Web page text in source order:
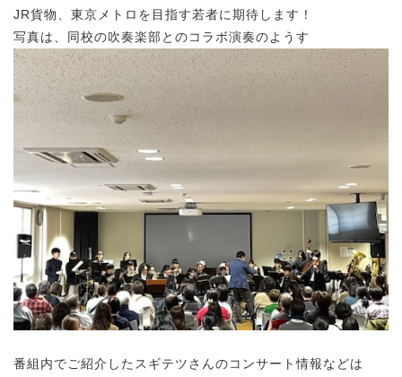
JR貨物、東京メトロを目指す若者に期待します！
写真は、同校の吹奏楽部とのコラボ演奏のようす
番組内でご紹介したスギテツさんのコンサート情報などは